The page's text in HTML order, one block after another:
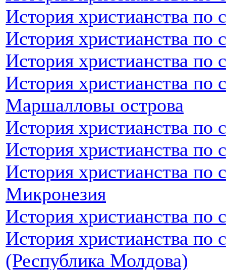
История христианства
История христианства по
История христианства
История христианства по
Маршалловы острова
История христианства по
История христианства
История христианства по
Микронезия
История христианства
История христианства
(Республика Молдова)